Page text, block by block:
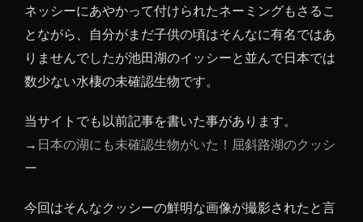
1.1
グロ
クな
クッ
の姿
1.2
通網
ネッシーにあやかって付けられたネーミングもさるこ
とながら、自分がまだ子供の頃はそんなに有名ではあ
りませんでしたが池田湖のイッシーと並んで日本では
数少ない水棲の未確認生物です。
当サイトでも以前記事を書いた事があります。
→ 日本の湖にも未確認生物がいた！屈斜路湖のクッシ
ー
今回はそんなクッシーの鮮明な画像が撮影されたと言